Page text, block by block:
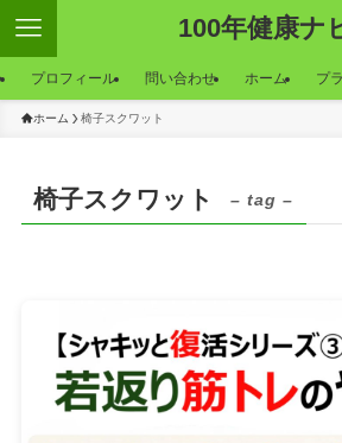
100年健康ナ
プロフィール 問い合わせ ホーム プ
ホーム 椅子スクワット
椅子スクワット – tag –